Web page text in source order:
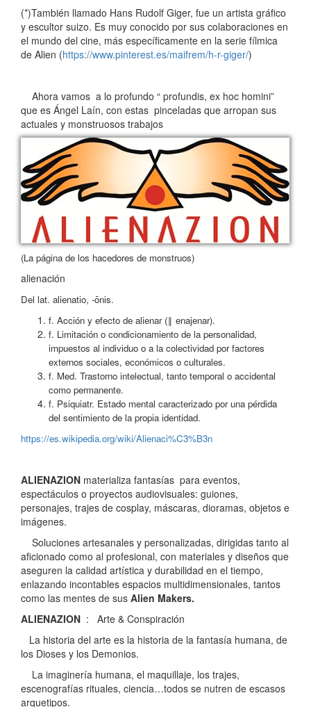
(*)También llamado Hans Rudolf Giger, fue un artista gráfico
y escultor suizo. Es muy conocido por sus colaboraciones en
el mundo del cine, más específicamente en la serie fílmica
de Alien (https://www.pinterest.es/maifrem/h-r-giger/)
Ahora vamos a lo profundo “ profundis, ex hoc homini”
que es Ángel Laín, con estas pinceladas que arropan sus
actuales y monstruosos trabajos
(La página de los hacedores de monstruos)
alienación
Del lat. alienatio, -ōnis.
f. Acción y efecto de alienar (‖ enajenar).
f. Limitación o condicionamiento de la personalidad,
impuestos al individuo o a la colectividad por factores
externos sociales, económicos o culturales.
f. Med. Trastorno intelectual, tanto temporal o accidental
como permanente.
f. Psiquiatr. Estado mental caracterizado por una pérdida
del sentimiento de la propia identidad.
https://es.wikipedia.org/wiki/Alienaci%C3%B3n
ALIENAZION materializa fantasías para eventos,
espectáculos o proyectos audiovisuales: guiones,
personajes, trajes de cosplay, máscaras, dioramas, objetos e
imágenes.
Soluciones artesanales y personalizadas, dirigidas tanto al
aficionado como al profesional, con materiales y diseños que
aseguren la calidad artística y durabilidad en el tiempo,
enlazando incontables espacios multidimensionales, tantos
como las mentes de sus Alien Makers.
ALIENAZION : Arte & Conspiración
La historia del arte es la historia de la fantasía humana, de
los Dioses y los Demonios.
La imaginería humana, el maquillaje, los trajes,
escenografías rituales, ciencia…todos se nutren de escasos
arquetipos.